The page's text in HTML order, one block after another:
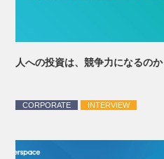
人への投資は、競争力になるのか
CORPORATE INTERVIEW